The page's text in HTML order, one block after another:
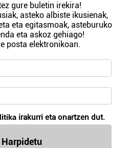
gure buletin irekira!
asteko albiste ikusienak,
eta egitasmoak, asteburuko
eta askoz gehiago!
posta elektronikoan.
irakurri eta onartzen dut.
Harpidetu